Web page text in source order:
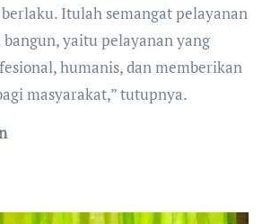
Itulah semangat pelayanan
yaitu pelayanan yang
humanis, dan memberikan
masyarakat,” tutupnya.